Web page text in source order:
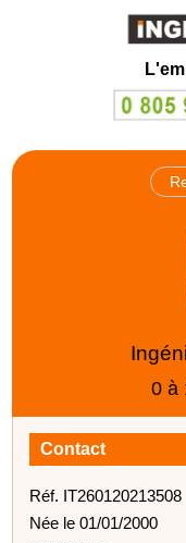
0 à
Contact
Réf. IT260120213508
Née le 01/01/2000